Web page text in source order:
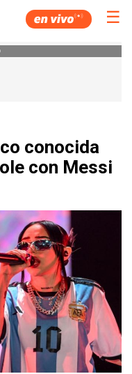
☰
conocida
con Messi